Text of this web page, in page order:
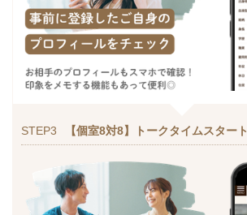
STEP3 【個室8対8】トークタイムスタート